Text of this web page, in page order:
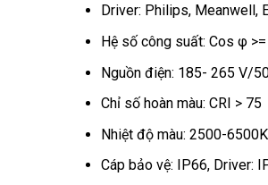
Driver: Philips, Meanwell,
Hệ số công suất: Cos φ
Nguồn điện: 185- 265 V/
Chỉ số hoàn màu: CRI > 75
Nhiệt độ màu: 2500-6500K
Cáp bảo vệ: IP66, Driver: